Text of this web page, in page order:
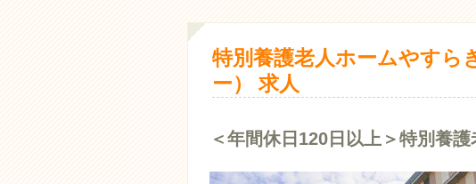
特別養護老人ホームやすら
ー） 求人
＜年間休日120日以上＞特別養